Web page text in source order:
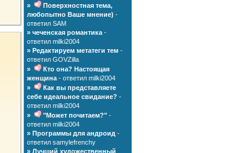
»
Поверхностная тема,
любопытно Ваше мнение) -
ответил SAM
» чеченская романтика -
ответил milki2004
» Редактируем метатеги тем -
ответил GOVZilla
»
Кто она? Настоящая
женщина - ответил milki2004
»
Как вы представляете
себе идеальное свидание? -
ответил milki2004
»
"Может почитаем?" -
ответил milki2004
» Программы для андроид -
ответил samylefrenchy
» Лучший художественный